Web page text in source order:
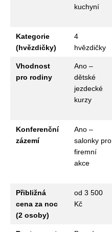
kuchyní
Kategorie
(hvězdičky)
4
hvězdičky
Vhodnost
pro rodiny
Ano –
dětské
jezdecké
kurzy
Konferenční
zázemí
Ano –
salonky pro
firemní
akce
Přibližná
cena za noc
(2 osoby)
od 3 500
Kč